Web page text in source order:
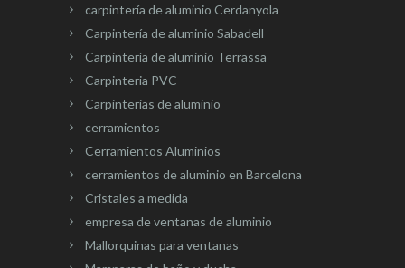
carpintería de aluminio Cerdanyola
Carpintería de aluminio Sabadell
Carpintería de aluminio Terrassa
Carpinteria PVC
Carpinterias de aluminio
cerramientos
Cerramientos Aluminios
cerramientos de aluminio en Barcelona
Cristales a medida
empresa de ventanas de aluminio
Mallorquinas para ventanas